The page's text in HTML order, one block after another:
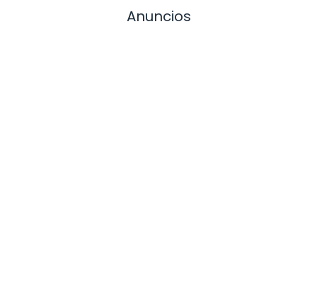
Anuncios